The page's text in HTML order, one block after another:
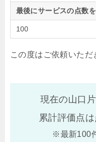
最後にサービスの点数
100
この度はご依頼いただ
現在の山口
累計評価点は
※最新100